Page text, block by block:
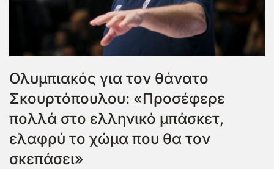
Ολυμπιακός για τον θάνατο
Σκουρτόπουλου: «Προσέφερε
πολλά στο ελληνικό μπάσκετ,
ελαφρύ το χώμα που θα τον
σκεπάσει»